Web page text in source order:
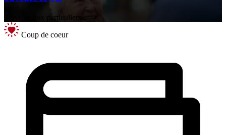
Services aux particuliers
Coup de coeur